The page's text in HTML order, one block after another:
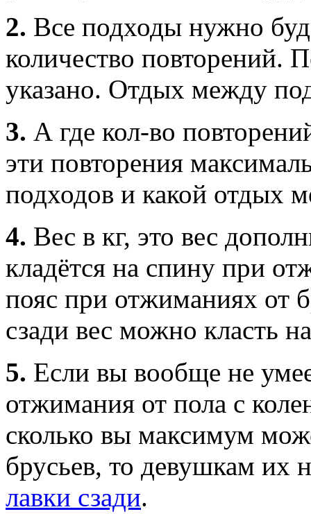
2. Все подходы нужно
количество повторений.
указано. Отдых между
3. А где кол-во
эти повторения
подходов и какой отдых
4. Вес в кг, это вес
кладётся на спину при
пояс при отжиманиях от
сзади вес можно класть
5. Если вы вообще не
отжимания от пола с
сколько вы максимум
брусьев, то девушкам их
лавки сзади.